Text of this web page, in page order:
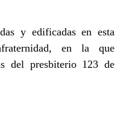
y edificadas en esta
en la que
del presbiterio 123 de